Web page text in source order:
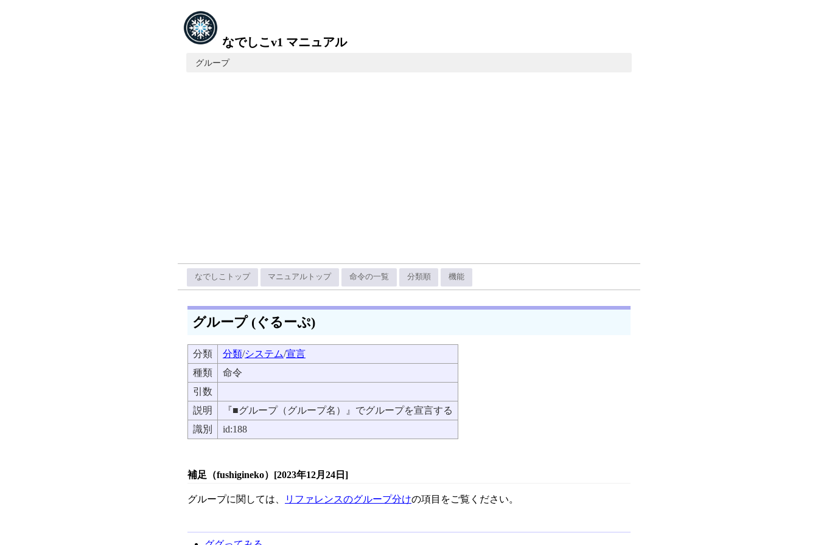
なでしこv1 マニュアル
グループ
なでしこトップ マニュアルトップ 命令の一覧 分類順 機能
グループ (ぐるーぷ)
分類 分類/システム/宣言
種類
命令
引数
説明
『■グループ（グループ名）』でグループを宣言する
識別
id:188
補足（fushigineko）[2023年12月24日]
グループに関しては、 リファレンスのグループ分けの項目をご覧ください。